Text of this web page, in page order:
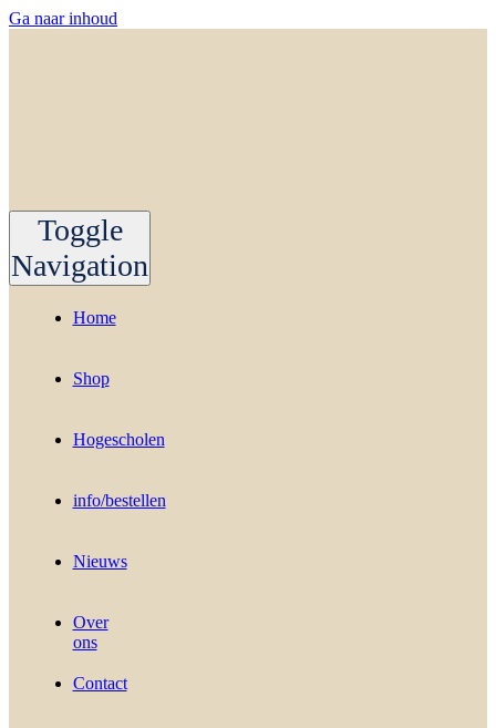
Ga naar inhoud
Toggle
Navigation
Home
Shop
Hogescholen
info/bestellen
Nieuws
Over
ons
Contact